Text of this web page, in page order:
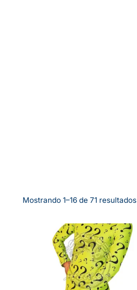
Mostrando 1–16 de 71 resultados